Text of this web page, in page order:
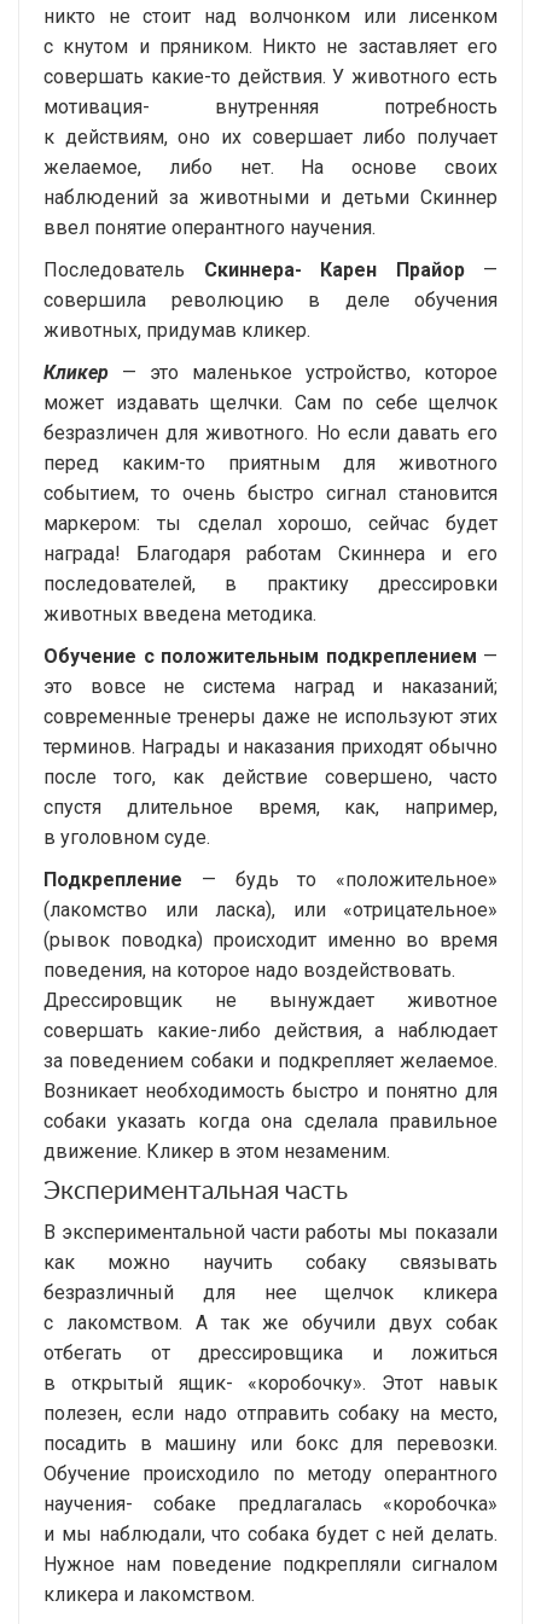
никто не стоит над волчонком или лисенком
с кнутом и пряником. Никто не заставляет его
совершать какие-то действия. У животного есть
мотивация- внутренняя потребность
к действиям, оно их совершает либо получает
желаемое, либо нет. На основе своих
наблюдений за животными и детьми Скиннер
ввел понятие оперантного научения.
Последователь Скиннера- Карен Прайор—
совершила революцию в деле обучения
животных, придумав кликер.
Кликер — это маленькое устройство, которое
может издавать щелчки. Сам по себе щелчок
безразличен для животного. Но если давать его
перед каким-то приятным для животного
событием, то очень быстро сигнал становится
маркером: ты сделал хорошо, сейчас будет
награда! Благодаря работам Скиннера и его
последователей, в практику дрессировки
животных введена методика.
Обучение с положительным подкреплением —
это вовсе не система наград и наказаний;
современные тренеры даже не используют этих
терминов. Награды и наказания приходят обычно
после того, как действие совершено, часто
спустя длительное время, как, например,
в уголовном суде.
Подкрепление — будь то «положительное»
(лакомство или ласка), или «отрицательное»
(рывок поводка) происходит именно во время
поведения, на которое надо воздействовать.
Дрессировщик не вынуждает животное
совершать какие-либо действия, а наблюдает
за поведением собаки и подкрепляет желаемое.
Возникает необходимость быстро и понятно для
собаки указать когда она сделала правильное
движение. Кликер в этом незаменим.
Экспериментальная часть
В экспериментальной части работы мы показали
как можно научить собаку связывать
безразличный для нее щелчок кликера
с лакомством. А так же обучили двух собак
отбегать от дрессировщика и ложиться
в открытый ящик- «коробочку». Этот навык
полезен, если надо отправить собаку на место,
посадить в машину или бокс для перевозки.
Обучение происходило по методу оперантного
научения- собаке предлагалась «коробочка»
и мы наблюдали, что собака будет с ней делать.
Нужное нам поведение подкрепляли сигналом
кликера и лакомством.